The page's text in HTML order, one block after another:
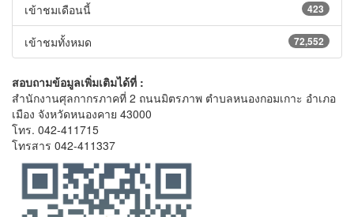
423
เข้าชมเดือนนี้
72,552
เข้าชมทั้งหมด
สอบถามข้อมูลเพิ่มเติมได้ที่ :
สำนักงานศุลกากรภาคที่ 2 ถนนมิตรภาพ ตำบลหนองกอมเกาะ อำเภอ
เมือง จังหวัดหนองคาย 43000
โทร. 042-411715
โทรสาร 042-411337